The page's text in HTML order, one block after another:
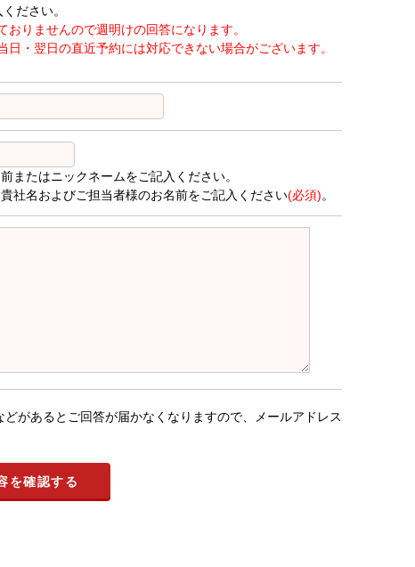
ださい。
りませんので週明けの回答になります。
・翌日の直近予約には対応できない場合がございます。
またはニックネームをご記入ください。
社名およびご担当者様のお名前をご記入ください(必須)。
があるとご回答が届かなくなりますので、メールアドレス